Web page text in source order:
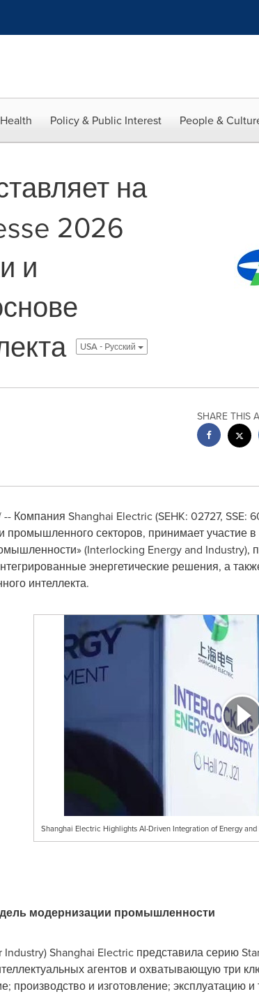
Policy & Public Interest People &
на
2026
и
USA - Pусский
SHARE THIS
Компания Shanghai Electric (SEHK: 02727, SSE:
промышленного секторов, принимает участие
(Interlocking Energy and Industry),
энергетические решения, а
интеллекта.
Shanghai Electric Highlights AI-Driven Integration of Energy
модернизации промышленности
Shanghai Electric представила серию
агентов и охватывающую три
и изготовление; эксплуатацию и